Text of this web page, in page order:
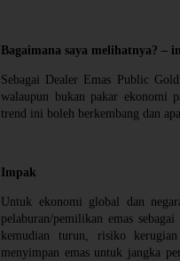
Bagaimana saya melihatnya? –
Sebagai Dealer Emas Public
walaupun bukan pakar ekonomi
trend ini boleh berkembang dan
Impak
Untuk ekonomi global dan
pelaburan/pemilikan emas
kemudian turun, risiko
menyimpan emas untuk jangka